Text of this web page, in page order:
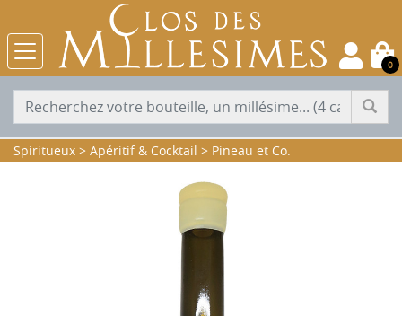
0
Spiritueux > Apéritif & Cocktail > Pineau et Co.